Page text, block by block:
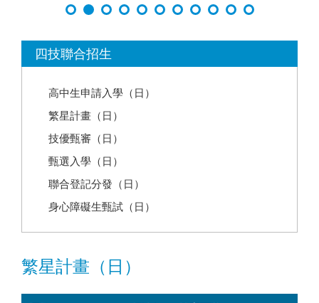
四技聯合招生
高中生申請入學（日）
繁星計畫（日）
技優甄審（日）
甄選入學（日）
聯合登記分發（日）
身心障礙生甄試（日）
繁星計畫（日）